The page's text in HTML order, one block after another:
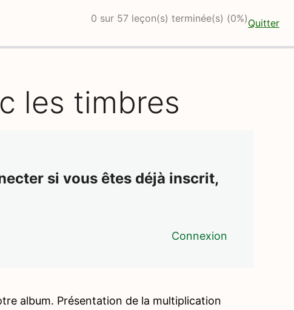
0 sur 57 leçon(s) terminée(s) (0%)Quitter
les timbres
si vous êtes déjà inscrit,
Connexion
album. Présentation de la multiplication